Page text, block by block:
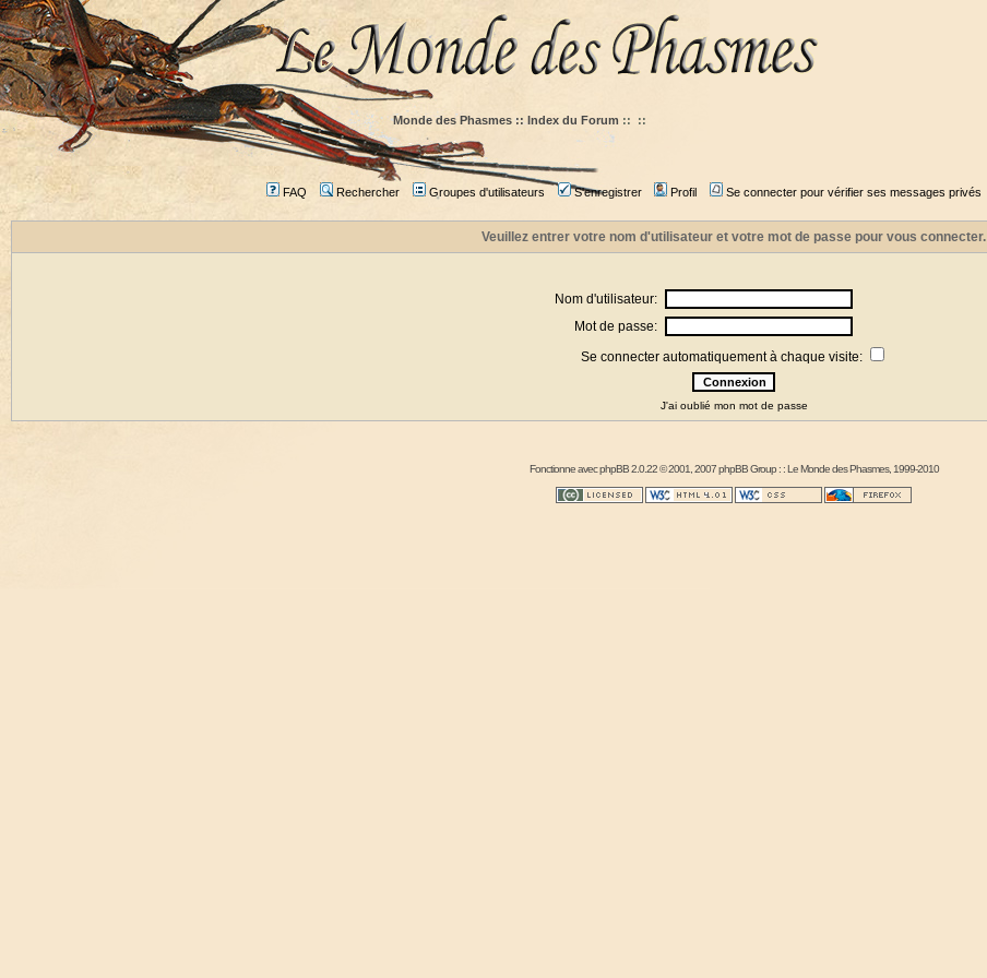
Monde des Phasmes :: Index du Forum :: ::
FAQ Rechercher Groupes d'utilisateurs S'enregistrer Profil Se connecter pour vérifier ses messages privés
Veuillez entrer votre nom d'utilisateur et votre mot de passe pour vous connecter.
Nom d'utilisateur:
Mot de passe:
Se connecter automatiquement à chaque visite:
J'ai oublié mon mot de passe
Fonctionne avecphpBB2.0.22 © 2001, 2007 phpBB Group : :Le Monde des Phasmes, 1999-2010